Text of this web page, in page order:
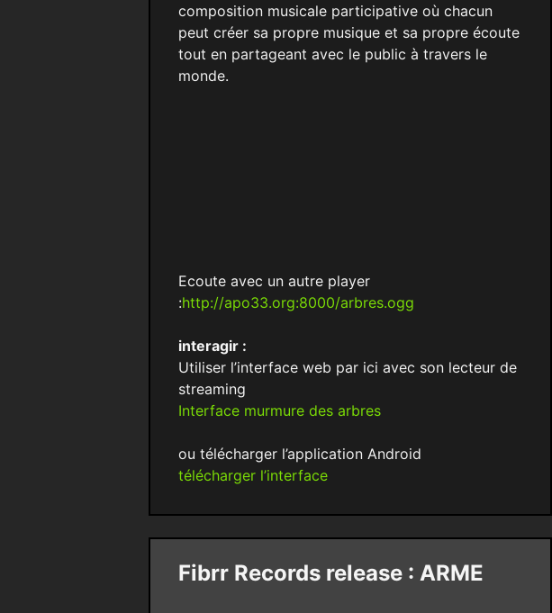
composition musicale participative où chacun
peut créer sa propre musique et sa propre écoute
tout en partageant avec le public à travers le
monde.
Ecoute avec un autre player
:http://apo33.org:8000/arbres.ogg
interagir :
Utiliser l’interface web par ici avec son lecteur de
streaming
Interface murmure des arbres
ou télécharger l’application Android
télécharger l’interface
Fibrr Records release : ARME